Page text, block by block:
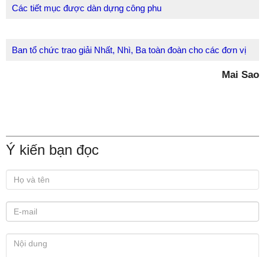
Các tiết mục được dàn dựng công phu
Ban tổ chức trao giải Nhất, Nhì, Ba toàn đoàn cho các đơn vị
Mai Sao
Ý kiến bạn đọc